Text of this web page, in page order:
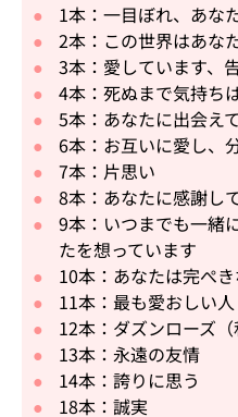
1本：一目ぼれ、あな
2本：この世界はあな
3本：愛しています、
4本：死ぬまで気持ち
5本：あなたに出会え
6本：お互いに愛し、
7本：片思い
8本：あなたに感謝し
9本：いつまでも一緒
たを想っています
10本：あなたは完ぺ
11本：最も愛おしい人
12本：ダズンローズ（
13本：永遠の友情
14本：誇りに思う
18本：誠実